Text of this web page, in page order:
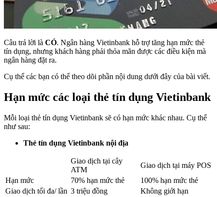
Câu trả lời là CÓ. Ngân hàng Vietinbank hỗ trợ tăng hạn mức thẻ
tín dụng, nhưng khách hàng phải thỏa mãn được các điều kiện mà
ngân hàng đặt ra.
Cụ thể các bạn có thể theo dõi phần nội dung dưới đây của bài viết.
Hạn mức các loại thẻ tín dụng Vietinbank
Mỗi loại thẻ tín dụng Vietinbank sẽ có hạn mức khác nhau. Cụ thể
như sau:
Thẻ tín dụng Vietinbank nội địa
Giao dịch tại cây
ATM
Giao dịch tại máy POS
Hạn mức
70% hạn mức thẻ
100% hạn mức thẻ
Giao dịch tối đa/ lần 3 triệu đồng
Không giới hạn